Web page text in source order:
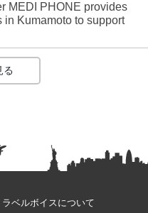
MEDI PHONE provides
Kumamoto to support
る
ラベルボイスについて